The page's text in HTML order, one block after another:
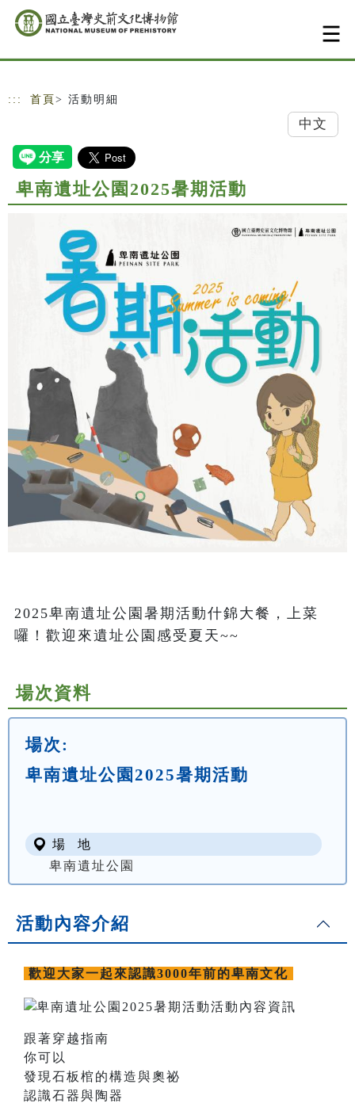
跳到主要內容
網站導覽
::: 首頁 > 活動明細
中文
卑南遺址公園2025暑期活動
2025卑南遺址公園暑期活動什錦大餐，上菜
囉！歡迎來遺址公園感受夏天~~
場次資料
場次:
卑南遺址公園2025暑期活動
場 地
卑南遺址公園
活動內容介紹
歡迎大家一起來認識3000年前的卑南文化
跟著穿越指南
你可以
發現石板棺的構造與奧祕
認識石器與陶器